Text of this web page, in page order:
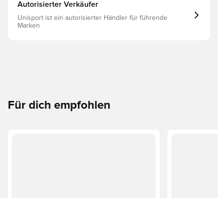
Autorisierter Verkäufer
Unisport ist ein autorisierter Händler für führende
Marken
Für dich empfohlen